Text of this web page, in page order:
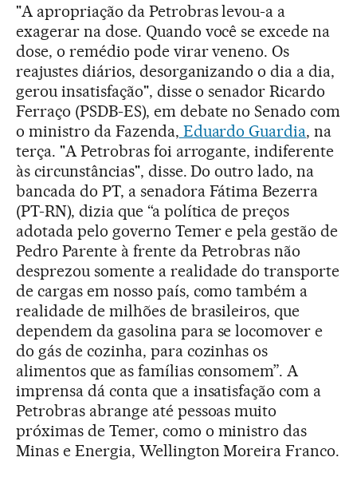
"A apropriação da Petrobras levou-a a
exagerar na dose. Quando você se excede na
dose, o remédio pode virar veneno. Os
reajustes diários, desorganizando o dia a dia,
gerou insatisfação", disse o senador Ricardo
Ferraço (PSDB-ES), em debate no Senado com
o ministro da Fazenda, Eduardo Guardia, na
terça. "A Petrobras foi arrogante, indiferente
às circunstâncias", disse. Do outro lado, na
bancada do PT, a senadora Fátima Bezerra
(PT-RN), dizia que “a política de preços
adotada pelo governo Temer e pela gestão de
Pedro Parente à frente da Petrobras não
desprezou somente a realidade do transporte
de cargas em nosso país, como também a
realidade de milhões de brasileiros, que
dependem da gasolina para se locomover e
do gás de cozinha, para cozinhas os
alimentos que as famílias consomem”. A
imprensa dá conta que a insatisfação com a
Petrobras abrange até pessoas muito
próximas de Temer, como o ministro das
Minas e Energia, Wellington Moreira Franco.